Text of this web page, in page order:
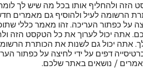
הזה ולהחליף אותו בכל מה שיש לך
הרשומה לעיל ולהוסיף גם מאמרים
על כפתור העריכה. זהו מאמר כללי
אתה יכול לערוך את כל הטקסט הזה
יכול גם לשנות את הכותרת
דפים על ידי לחיצה על כפתור
/ נושאים באתר שלכם.